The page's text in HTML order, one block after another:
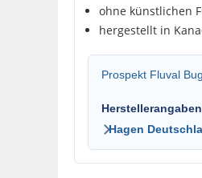
ohne künstlichen
hergestellt in
Prospekt Fluval
Hagen